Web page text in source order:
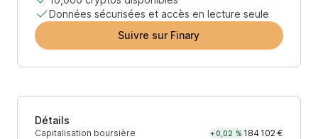
Données sécurisées et accès en lecture seule
Suivre sur Finary
Détails
Capitalisation boursière +0,02 % 184 102 €